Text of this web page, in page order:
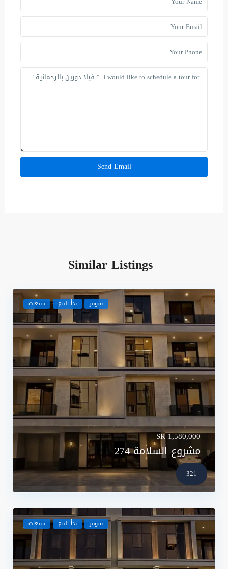
Similar Listings
مبيعات بدأ البيع متوفر
SR 1,580,000
مشروع السلامة 274
321
مبيعات بدأ البيع متوفر